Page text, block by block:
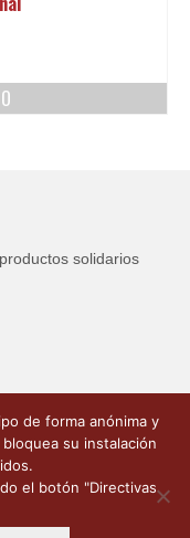
solidarios
de forma anónima y
su instalación
el botón "Directivas